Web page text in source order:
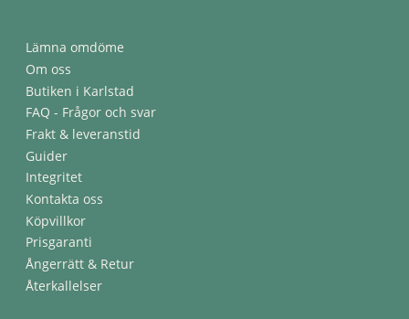
Lämna omdöme
Om oss
Butiken i Karlstad
FAQ - Frågor och svar
Frakt & leveranstid
Guider
Integritet
Kontakta oss
Köpvillkor
Prisgaranti
Ångerrätt & Retur
Återkallelser